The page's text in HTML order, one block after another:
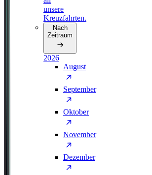
unsere
Kreuzfahrten.
Nach
Zeitraum
2026
August
September
Oktober
November
Dezember